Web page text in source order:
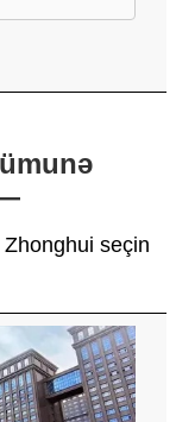
seçin